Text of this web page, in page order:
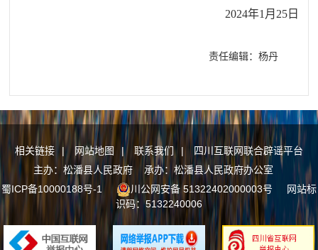
2024年1月25日
责任编辑：杨丹
相关链接 | 网站地图 | 联系我们 |
四川互联网联合辟谣平台
主办：松潘县人民政府 承办：松潘县人民政府办公室
蜀ICP备10000188号-1
川公网安备 51322402000003号 网站标
识码：5132240006